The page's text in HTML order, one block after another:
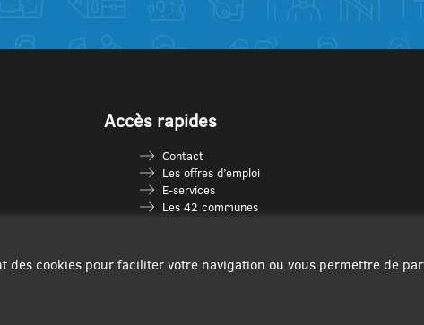
Accès rapides
Contact
Les offres d’emploi
E-services
Les 42 communes
Espace France Services
Les séniors
cookies pour faciliter votre navigation ou vous permettre de